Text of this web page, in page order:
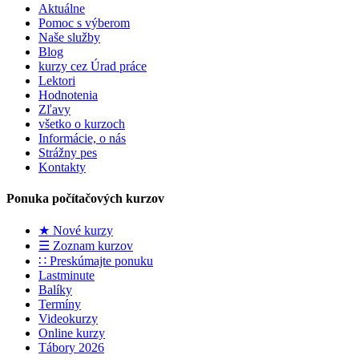
Aktuálne
Pomoc s výberom
Naše služby
Blog
kurzy cez Úrad práce
Lektori
Hodnotenia
Zľavy
všetko o kurzoch
Informácie, o nás
Strážny pes
Kontakty
Ponuka počítačových kurzov
★ Nové kurzy
☰ Zoznam kurzov
∷ Preskúmajte ponuku
Lastminute
Balíky
Termíny
Videokurzy
Online kurzy
Tábory 2026